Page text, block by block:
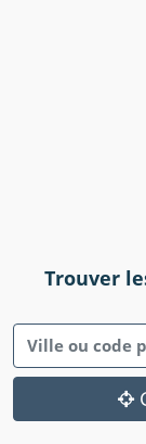
Trouver